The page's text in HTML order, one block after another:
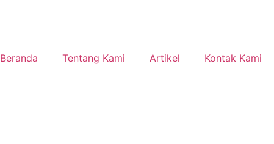
Beranda Tentang Kami Artikel Kontak Kami